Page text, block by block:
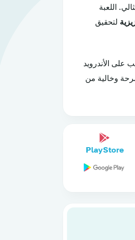
اللعبة
لتحقيق
على الأندرويد
مرحة وخالية من
PlayStore